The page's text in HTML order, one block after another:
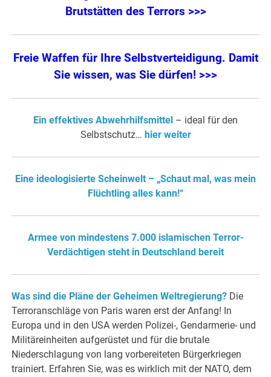
Brutstätten des Terrors >>>
Freie Waffen für Ihre Selbstverteidigung. Damit
Sie wissen, was Sie dürfen! >>>
Ein effektives Abwehrhilfsmittel – ideal für den
Selbstschutz… hier weiter
Eine ideologisierte Scheinwelt – „Schaut mal, was mein
Flüchtling alles kann!“
Armee von mindestens 7.000 islamischen Terror-
Verdächtigen steht in Deutschland bereit
Was sind die Pläne der Geheimen Weltregierung? Die
Terroranschläge von Paris waren erst der Anfang! In
Europa und in den USA werden Polizei-, Gendarmerie- und
Militäreinheiten aufgerüstet und für die brutale
Niederschlagung von lang vorbereiteten Bürgerkriegen
trainiert. Erfahren Sie, was es wirklich mit der NATO, dem